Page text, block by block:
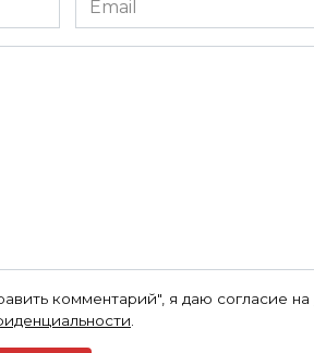
*
комментарий", я даю согласие на